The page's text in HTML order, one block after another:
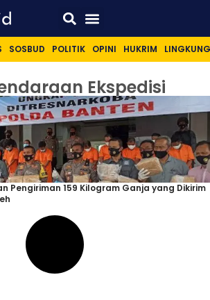
SOSBUD POLITIK OPINI HUKRIM
Ekspedisi
Pengiriman 159 Kilogram Ganja yang Dikirim